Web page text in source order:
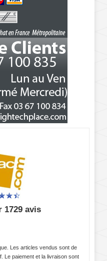
1729 avis
Les articles vendus sont de
Le paiement et la livraison sont